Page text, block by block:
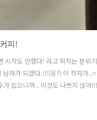
피!
시작도 안했다! 라고 외치는 분위
남자가 되겠다.!!!(응?) 이 작자가
가 없으니까.. 이것도 나쁘지 않아
제 2개월 남았네요.. 새해의 원대